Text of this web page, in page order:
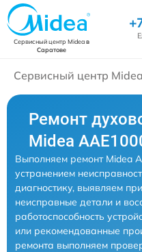
Сервисный центр Mideaв
Саратове
Сервисный центр Midea
Ремонт
Midea
Выполняем ремонт Midea
устранением
диагностику, выявляем
неисправные детали и
работоспособность
или рекомендованные
ремонта выполняем